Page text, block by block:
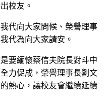
校友。
代向大家問候、榮譽理事
代為向大家請安。
要緬懷蔡信夫院長對斗中
力促成，榮譽理事長劉文
熱心，讓校友會繼續延續